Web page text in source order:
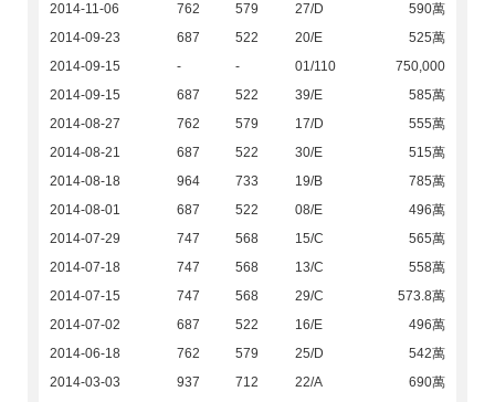
2014-11-06
762 579 27/D
590萬
2014-09-23
687 522 20/E
525萬
2014-09-15
- - 01/110
750,000
2014-09-15
687 522 39/E
585萬
2014-08-27
762 579 17/D
555萬
2014-08-21
687 522 30/E
515萬
2014-08-18
964 733 19/B
785萬
2014-08-01
687 522 08/E
496萬
2014-07-29
747 568 15/C
565萬
2014-07-18
747 568 13/C
558萬
2014-07-15
747 568 29/C
573.8萬
2014-07-02
687 522 16/E
496萬
2014-06-18
762 579 25/D
542萬
2014-03-03
937 712 22/A
690萬